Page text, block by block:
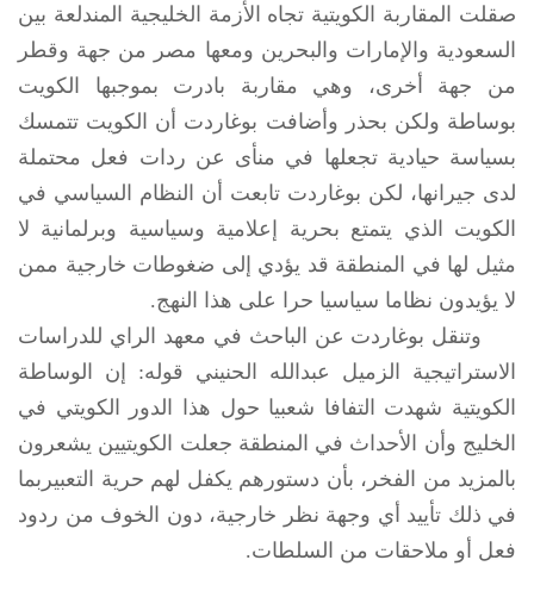
صقلت المقاربة الكويتية تجاه الأزمة الخليجية المندلعة بين
السعودية والإمارات والبحرين ومعها مصر من جهة وقطر
من جهة أخرى، وهي مقاربة بادرت بموجبها الكويت
بوساطة ولكن بحذر وأضافت بوغاردت أن الكويت تتمسك
بسياسة حيادية تجعلها في منأى عن ردات فعل محتملة
لدى جيرانها، لكن بوغاردت تابعت أن النظام السياسي في
الكويت الذي يتمتع بحرية إعلامية وسياسية وبرلمانية لا
مثيل لها في المنطقة قد يؤدي إلى ضغوطات خارجية ممن
لا يؤيدون نظاما سياسيا حرا على هذا النهج.
وتنقل بوغاردت عن الباحث في معهد الراي للدراسات
الاستراتيجية الزميل عبدالله الحنيني قوله: إن الوساطة
الكويتية شهدت التفافا شعبيا حول هذا الدور الكويتي في
الخليج وأن الأحداث في المنطقة جعلت الكويتيين يشعرون
بالمزيد من الفخر، بأن دستورهم يكفل لهم حرية التعبيربما
في ذلك تأييد أي وجهة نظر خارجية، دون الخوف من ردود
فعل أو ملاحقات من السلطات.